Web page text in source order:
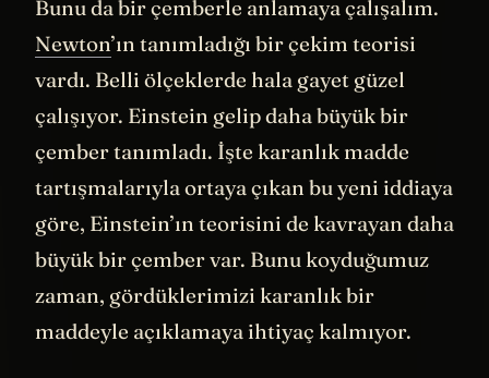
Bunu da bir çemberle anlamaya çalışalım.
Newton ’ın tanımladığı bir çekim teorisi
vardı. Belli ölçeklerde hala gayet güzel
çalışıyor. Einstein gelip daha büyük bir
çember tanımladı. İşte karanlık madde
tartışmalarıyla ortaya çıkan bu yeni iddiaya
göre, Einstein’ın teorisini de kavrayan daha
büyük bir çember var. Bunu koyduğumuz
zaman, gördüklerimizi karanlık bir
maddeyle açıklamaya ihtiyaç kalmıyor.